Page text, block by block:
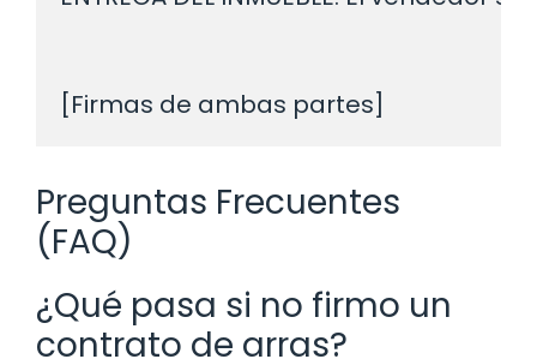
Preguntas Frecuentes
(FAQ)
¿Qué pasa si no firmo un
contrato de arras?